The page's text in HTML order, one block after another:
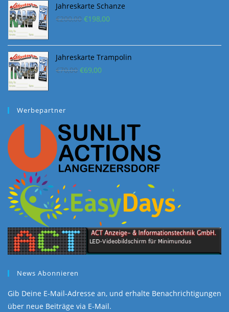
Jahreskarte Schanze
€200,00 Ursprünglicher
war:
€200,00
€198,00Aktueller
ist:
€198,00.
Jahreskarte Trampolin
€70,00 Ursprünglicher
€69,00Aktueller
Werbepartner
News Abonnieren
Gib Deine E-Mail-Adresse an, und erhalte Benachrichtigungen
über neue Beiträge via E-Mail.